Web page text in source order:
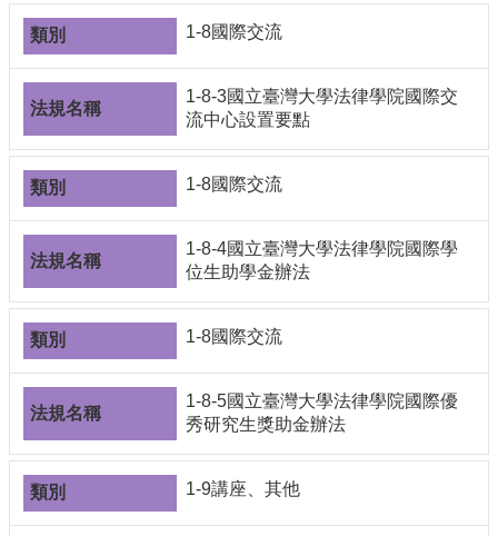
1-8國際交流
1-8-3國立臺灣大學法律學院國際交
流中心設置要點
1-8國際交流
1-8-4國立臺灣大學法律學院國際學
位生助學金辦法
1-8國際交流
1-8-5國立臺灣大學法律學院國際優
秀研究生獎助金辦法
1-9講座、其他